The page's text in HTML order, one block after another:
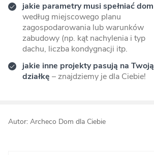
jakie parametry musi spełniać dom
według miejscowego planu
zagospodarowania lub warunków
zabudowy (np. kąt nachylenia i typ
dachu, liczba kondygnacji itp.
jakie inne projekty pasują na Twoją
działkę – znajdziemy je dla Ciebie!
Autor: Archeco Dom dla Ciebie